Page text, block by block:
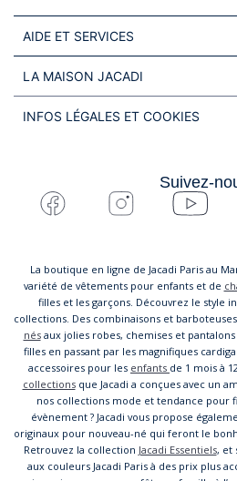
AIDE ET SERVICES
LA MAISON JACADI
INFOS LÉGALES ET COOKIES
Suivez-
La boutique en ligne de Jacadi Paris au
variété de vêtements pour enfants et de
filles et les garçons. Découvrez le style
collections. Des combinaisons et
nésaux jolies robes, chemises et
filles en passant par les magnifiques
accessoires pour les enfants de 1 mois à
collectionsque Jacadi a conçues avec un
nos collections mode et tendance pour
évènement ? Jacadi vous propose
originaux pour nouveau-né qui feront le
Retrouvez la collection Jacadi Essentiels, et
aux couleurs Jacadi Paris à des prix plus